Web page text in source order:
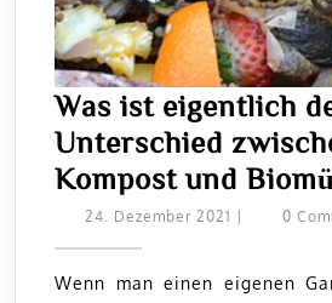
Was ist eigentlich
Unterschied
Kompost und
24. Dezember 2021 24.
0
Wenn man einen eigenen